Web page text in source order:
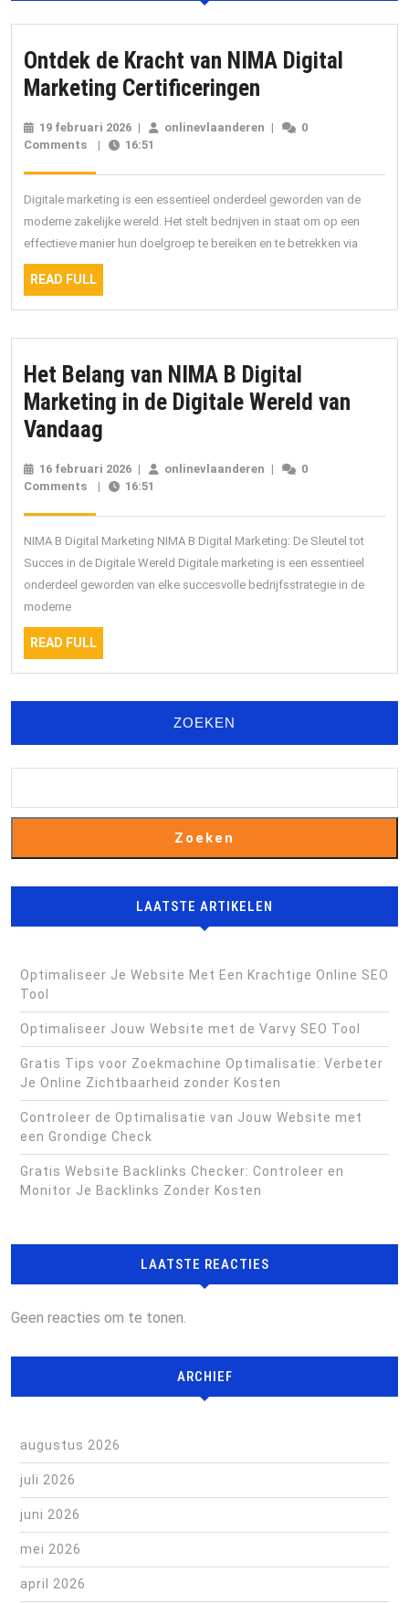
Ontdek de Kracht van NIMA Digital
Marketing Certificeringen
Kracht
van
NIMA
Digital
Marketing
19 februari 2026 19
februari
| onlinevlaanderen onlinevlaanderen
|
0
Comments
| 16:51
Digitale marketing is een essentieel onderdeel geworden van de
moderne zakelijke wereld. Het stelt bedrijven in staat om op een
effectieve manier hun doelgroep te bereiken en te betrekken via
READ FULL
FULL
Het Belang van NIMA B Digital
Marketing in de Digitale Wereld van
Vandaag
van
NIMA
B
Digital
Marketing
in
Digitale
Wereld
16 februari 2026 16
februari
| onlinevlaanderen onlinevlaanderen
|
0
Comments
| 16:51
NIMA B Digital Marketing NIMA B Digital Marketing: De Sleutel tot
Succes in de Digitale Wereld Digitale marketing is een essentieel
onderdeel geworden van elke succesvolle bedrijfsstrategie in de
moderne
READ FULL
FULL
ZOEKEN
Zoeken
LAATSTE ARTIKELEN
Optimaliseer Je Website Met Een Krachtige Online SEO
Tool
Optimaliseer Jouw Website met de Varvy SEO Tool
Gratis Tips voor Zoekmachine Optimalisatie: Verbeter
Je Online Zichtbaarheid zonder Kosten
Controleer de Optimalisatie van Jouw Website met
een Grondige Check
Gratis Website Backlinks Checker: Controleer en
Monitor Je Backlinks Zonder Kosten
LAATSTE REACTIES
Geen reacties om te tonen.
ARCHIEF
augustus 2026
juli 2026
juni 2026
mei 2026
april 2026